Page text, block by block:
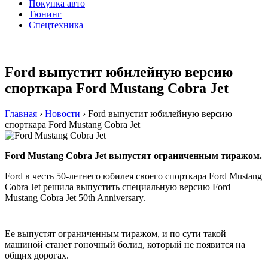
Покупка авто
Тюнинг
Спецтехника
Ford выпустит юбилейную версию
спорткара Ford Mustang Cobra Jet
Главная › Новости › Ford выпустит юбилейную версию
спорткара Ford Mustang Cobra Jet
Ford Mustang Cobra Jet выпустят ограниченным тиражом.
Ford в честь 50-летнего юбилея своего спорткара Ford Mustang
Cobra Jet решила выпустить специальную версию Ford
Mustang Cobra Jet 50th Anniversary.
Ее выпустят ограниченным тиражом, и по сути такой
машиной станет гоночный болид, который не появится на
общих дорогах.